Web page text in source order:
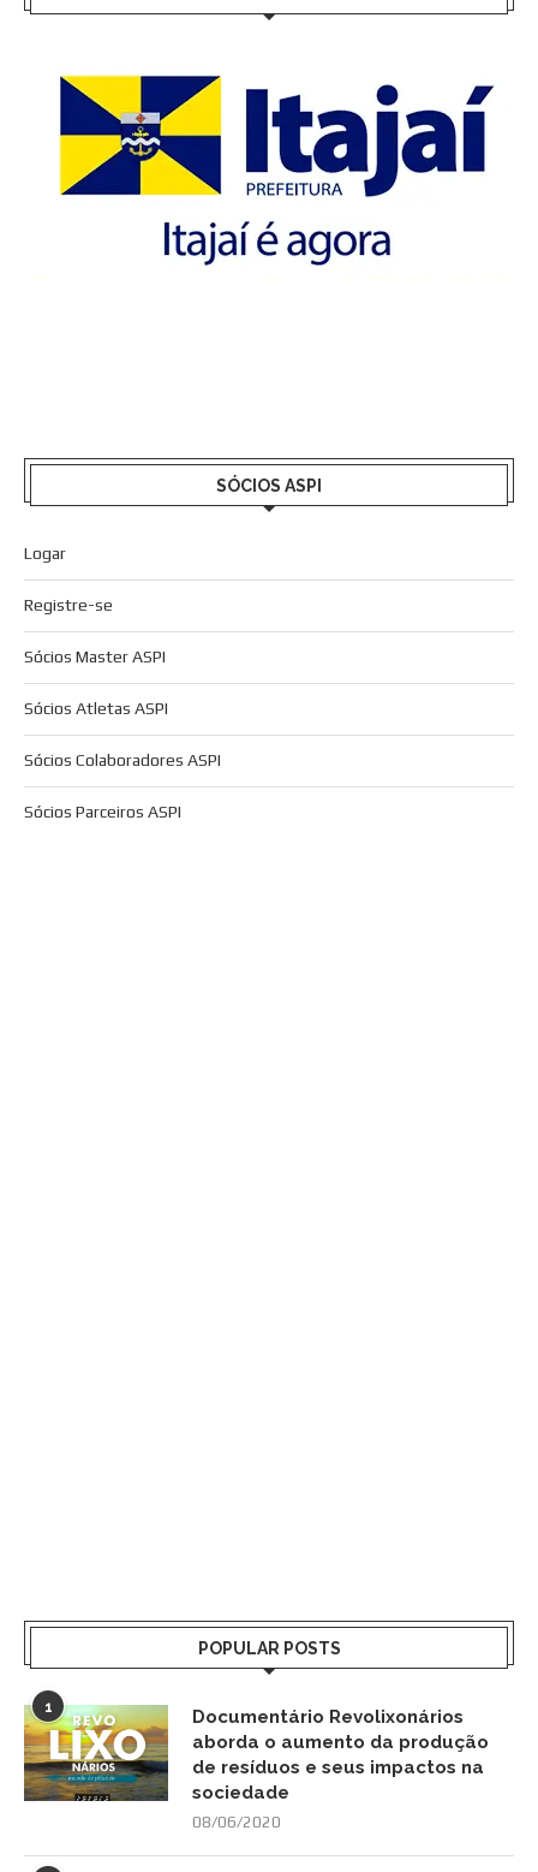
SÓCIOS ASPI
Logar
Registre-se
Sócios Master ASPI
Sócios Atletas ASPI
Sócios Colaboradores ASPI
Sócios Parceiros ASPI
POPULAR POSTS
1
Documentário Revolixonários
aborda o aumento da produção
de resíduos e seus impactos na
sociedade
08/06/2020